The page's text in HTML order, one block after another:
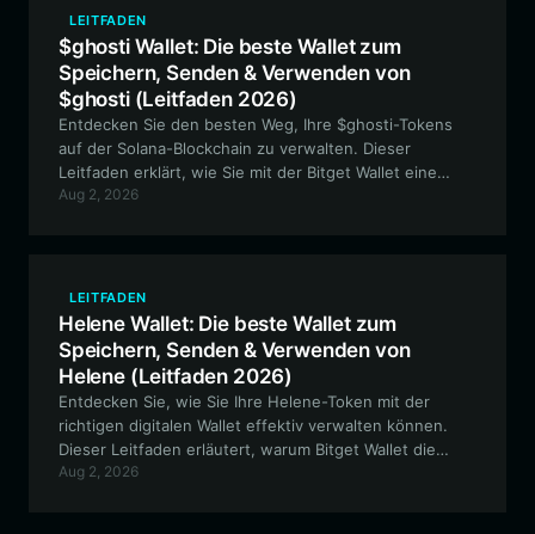
LEITFADEN
$ghosti Wallet: Die beste Wallet zum
Speichern, Senden & Verwenden von
$ghosti (Leitfaden 2026)
Entdecken Sie den besten Weg, Ihre $ghosti-Tokens
auf der Solana-Blockchain zu verwalten. Dieser
Leitfaden erklärt, wie Sie mit der Bitget Wallet eine
sichere Wallet einrichten, die Ihnen die volle Kontrolle
Aug 2, 2026
LEITFADEN
Helene Wallet: Die beste Wallet zum
Speichern, Senden & Verwenden von
Helene (Leitfaden 2026)
Entdecken Sie, wie Sie Ihre Helene-Token mit der
richtigen digitalen Wallet effektiv verwalten können.
Dieser Leitfaden erläutert, warum Bitget Wallet die
optimale Wahl für die Interaktion mit dem Solana-
Aug 2, 2026